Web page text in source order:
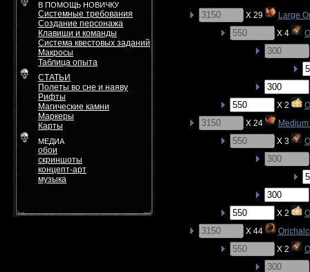
В ПОМОЩЬ НОВИЧКУ
Системные требования
Создание персонажа
Клавиши и команды
Система квестовых заданий
Макросы
Таблица опыта
СТАТЬИ
Полеты во сне и наяву
Рифты
Магические камни
Маркеры
Карты
МЕДИА
обои
скриншоты
концепт-арт
музыка
X 29
Large
X 4
X 2
X 24
X 3
X 2
X 44
X 2